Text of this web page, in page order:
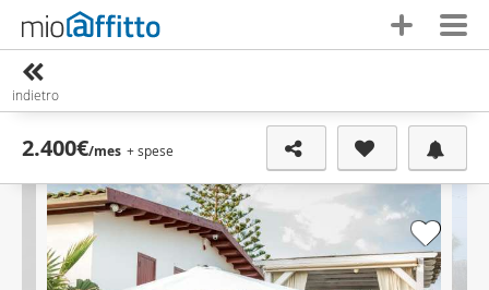
indietro
2.400€/mes + spese